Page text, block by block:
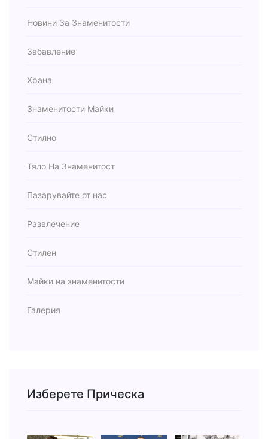
Новини За Знаменитости
Забавление
Храна
Знаменитости Майки
Стилно
Тяло На Знаменитост
Пазарувайте от нас
Развлечение
Стилен
Майки на знаменитости
Галерия
Изберете Прическа